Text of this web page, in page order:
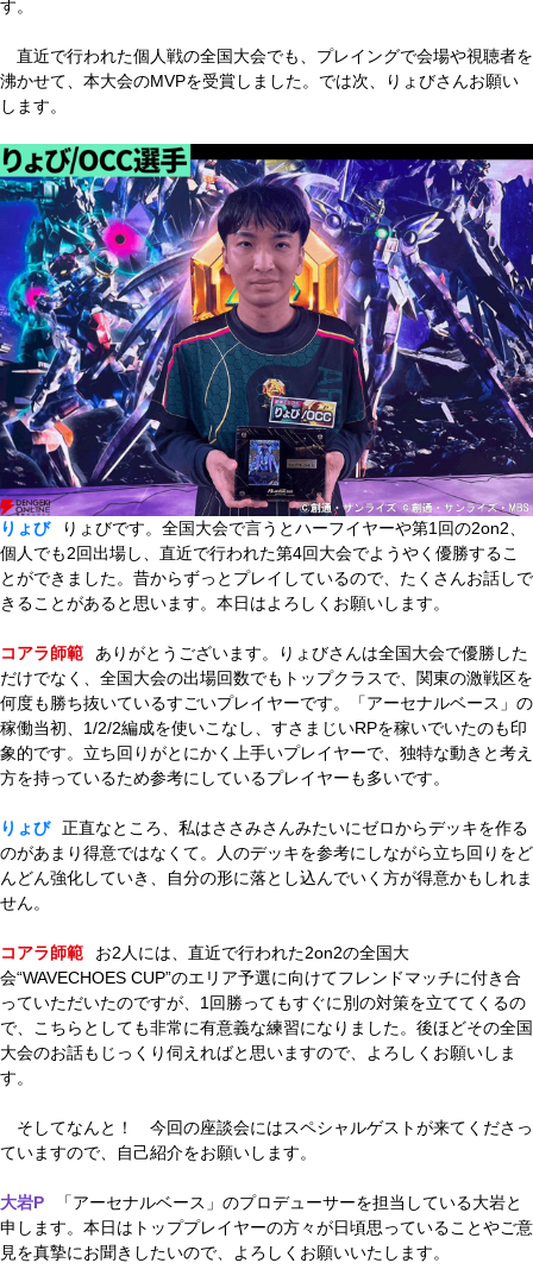
す。
直近で行われた個人戦の全国大会でも、プレイングで会場や視聴者を
沸かせて、本大会のMVPを受賞しました。では次、りょびさんお願い
します。
りょび
りょびです。全国大会で言うとハーフイヤーや第1回の2on2、
個人でも2回出場し、直近で行われた第4回大会でようやく優勝するこ
とができました。昔からずっとプレイしているので、たくさんお話しで
きることがあると思います。本日はよろしくお願いします。
コアラ師範
ありがとうございます。りょびさんは全国大会で優勝した
だけでなく、全国大会の出場回数でもトップクラスで、関東の激戦区を
何度も勝ち抜いているすごいプレイヤーです。「アーセナルベース」の
稼働当初、1/2/2編成を使いこなし、すさまじいRPを稼いでいたのも印
象的です。立ち回りがとにかく上手いプレイヤーで、独特な動きと考え
方を持っているため参考にしているプレイヤーも多いです。
りょび
正直なところ、私はささみさんみたいにゼロからデッキを作る
のがあまり得意ではなくて。人のデッキを参考にしながら立ち回りをど
んどん強化していき、自分の形に落とし込んでいく方が得意かもしれま
せん。
コアラ師範
お2人には、直近で行われた2on2の全国大
会“WAVECHOES CUP”のエリア予選に向けてフレンドマッチに付き合
っていただいたのですが、1回勝ってもすぐに別の対策を立ててくるの
で、こちらとしても非常に有意義な練習になりました。後ほどその全国
大会のお話もじっくり伺えればと思いますので、よろしくお願いしま
す。
そしてなんと！ 今回の座談会にはスペシャルゲストが来てくださっ
ていますので、自己紹介をお願いします。
大岩P
「アーセナルベース」のプロデューサーを担当している大岩と
申します。本日はトッププレイヤーの方々が日頃思っていることやご意
見を真摯にお聞きしたいので、よろしくお願いいたします。